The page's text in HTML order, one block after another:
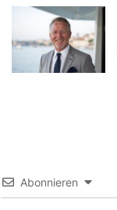
Abonnieren